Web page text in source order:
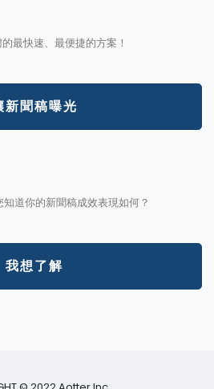
最快速、最便捷的方案！
新聞稿曝光
道你的新聞稿成效表現如何？
我想了解